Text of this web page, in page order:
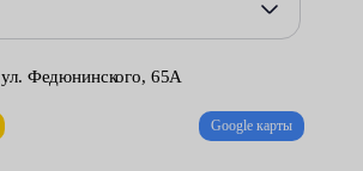
горючего, запах гари в салоне,
Auto. Наши специалисты имеют большой
Федюнинского, 65А
Google карты